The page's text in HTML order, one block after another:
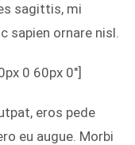
sagittis, mi
sapien ornare nisl.
0 60px 0″]
eros pede
eu augue. Morbi